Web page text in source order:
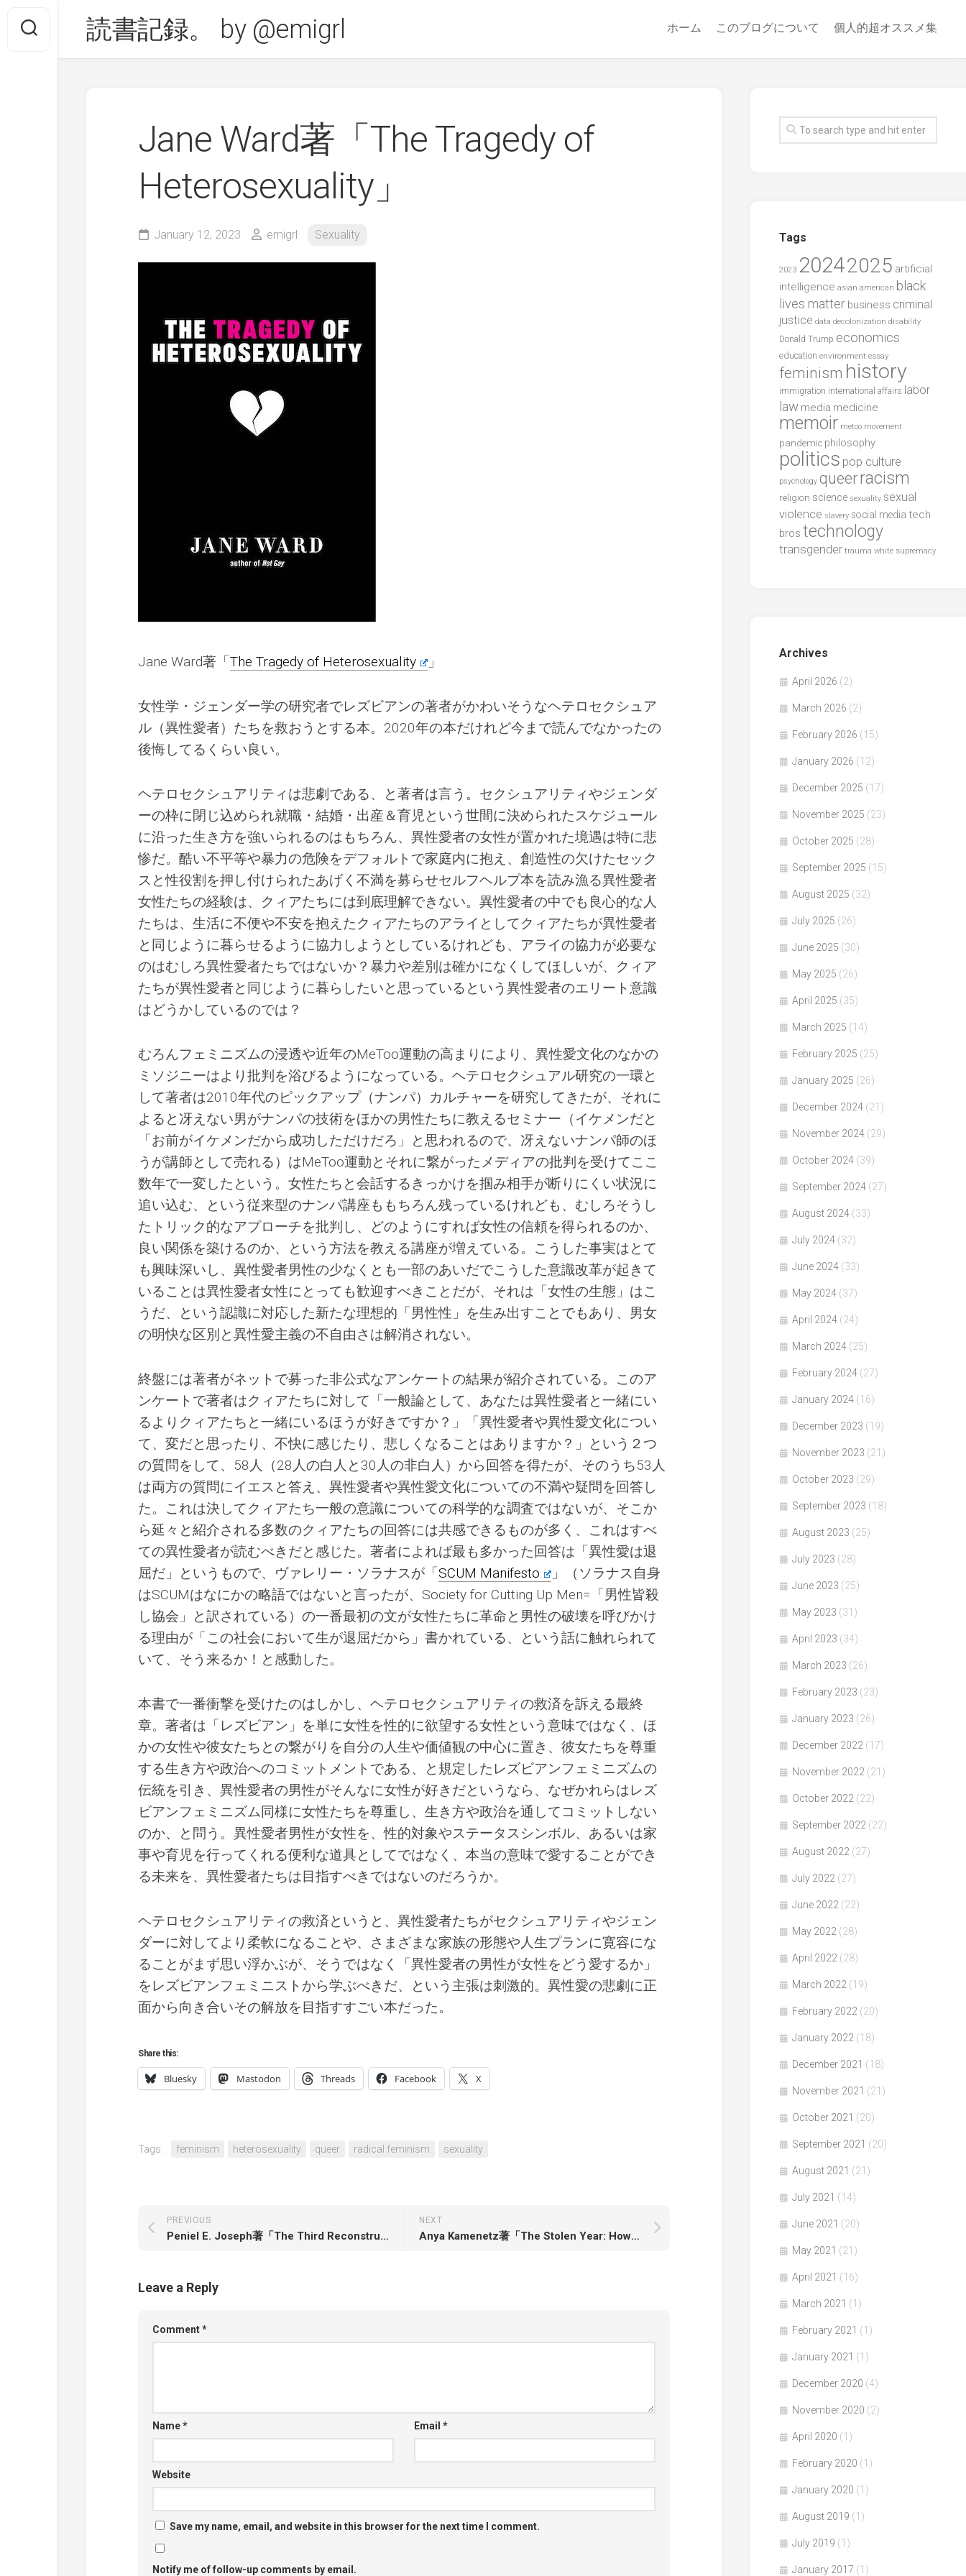
content
読書記録。 by @emigrl ホーム このブログについて 個人的超オススメ集
Jane Ward著「The Tragedy of
Heterosexuality」
January 12, 2023 emigrl Sexuality
Jane Ward著「The Tragedy of Heterosexuality 」
女性学・ジェンダー学の研究者でレズビアンの著者がかわいそうなヘテロセクシュア
ル（異性愛者）たちを救おうとする本。2020年の本だけれど今まで読んでなかったの
後悔してるくらい良い。
ヘテロセクシュアリティは悲劇である、と著者は言う。セクシュアリティやジェンダ
ーの枠に閉じ込められ就職・結婚・出産＆育児という世間に決められたスケジュール
に沿った生き方を強いられるのはもちろん、異性愛者の女性が置かれた境遇は特に悲
惨だ。酷い不平等や暴力の危険をデフォルトで家庭内に抱え、創造性の欠けたセック
スと性役割を押し付けられたあげく不満を募らせセルフヘルプ本を読み漁る異性愛者
女性たちの経験は、クィアたちには到底理解できない。異性愛者の中でも良心的な人
たちは、生活に不便や不安を抱えたクィアたちのアライとしてクィアたちが異性愛者
と同じように暮らせるように協力しようとしているけれども、アライの協力が必要な
のはむしろ異性愛者たちではないか？暴力や差別は確かになくしてほしいが、クィア
たちが異性愛者と同じように暮らしたいと思っているという異性愛者のエリート意識
はどうかしているのでは？
むろんフェミニズムの浸透や近年のMeToo運動の高まりにより、異性愛文化のなかの
ミソジニーはより批判を浴びるようになっている。ヘテロセクシュアル研究の一環と
して著者は2010年代のピックアップ（ナンパ）カルチャーを研究してきたが、それに
よると冴えない男がナンパの技術をほかの男性たちに教えるセミナー（イケメンだと
「お前がイケメンだから成功しただけだろ」と思われるので、冴えないナンパ師のほ
うが講師として売れる）はMeToo運動とそれに繋がったメディアの批判を受けてここ
数年で一変したという。女性たちと会話するきっかけを掴み相手が断りにくい状況に
追い込む、という従来型のナンパ講座ももちろん残っているけれども、むしろそうし
たトリック的なアプローチを批判し、どのようにすれば女性の信頼を得られるのか、
良い関係を築けるのか、という方法を教える講座が増えている。こうした事実はとて
も興味深いし、異性愛者男性の少なくとも一部のあいだでこうした意識改革が起きて
いることは異性愛者女性にとっても歓迎すべきことだが、それは「女性の生態」はこ
うだ、という認識に対応した新たな理想的「男性性」を生み出すことでもあり、男女
の明快な区別と異性愛主義の不自由さは解消されない。
終盤には著者がネットで募った非公式なアンケートの結果が紹介されている。このア
ンケートで著者はクィアたちに対して「一般論として、あなたは異性愛者と一緒にい
るよりクィアたちと一緒にいるほうが好きですか？」「異性愛者や異性愛文化につい
て、変だと思ったり、不快に感じたり、悲しくなることはありますか？」という２つ
の質問をして、58人（28人の白人と30人の非白人）から回答を得たが、そのうち53人
は両方の質問にイエスと答え、異性愛者や異性愛文化についての不満や疑問を回答し
た。これは決してクィアたち一般の意識についての科学的な調査ではないが、そこか
ら延々と紹介される多数のクィアたちの回答には共感できるものが多く、これはすべ
ての異性愛者が読むべきだと感じた。著者によれば最も多かった回答は「異性愛は退
屈だ」というもので、ヴァレリー・ソラナスが「SCUM Manifesto
」（ソラナス自身
はSCUMはなにかの略語ではないと言ったが、Society for Cutting Up Men=「男性皆殺
し協会」と訳されている）の一番最初の文が女性たちに革命と男性の破壊を呼びかけ
る理由が「この社会において生が退屈だから」書かれている、という話に触れられて
いて、そう来るか！と感動した。
本書で一番衝撃を受けたのはしかし、ヘテロセクシュアリティの救済を訴える最終
章。著者は「レズビアン」を単に女性を性的に欲望する女性という意味ではなく、ほ
かの女性や彼女たちとの繋がりを自分の人生や価値観の中心に置き、彼女たちを尊重
する生き方や政治へのコミットメントである、と規定したレズビアンフェミニズムの
伝統を引き、異性愛者の男性がそんなに女性が好きだというなら、なぜかれらはレズ
ビアンフェミニズム同様に女性たちを尊重し、生き方や政治を通してコミットしない
のか、と問う。異性愛者男性が女性を、性的対象やステータスシンボル、あるいは家
事や育児を行ってくれる便利な道具としてではなく、本当の意味で愛することができ
る未来を、異性愛者たちは目指すべきではないのだろうか。
ヘテロセクシュアリティの救済というと、異性愛者たちがセクシュアリティやジェン
ダーに対してより柔軟になることや、さまざまな家族の形態や人生プランに寛容にな
ることがまず思い浮かぶが、そうではなく「異性愛者の男性が女性をどう愛するか」
をレズビアンフェミニストから学ぶべきだ、という主張は刺激的。異性愛の悲劇に正
面から向き合いその解放を目指すすごい本だった。
Share this:
Bluesky Mastodon Threads Facebook X
Tags: feminism heterosexuality queer radical feminism sexuality
NEXT
Anya Kamenetz著「The Stolen Year: How COVID Changed Children’s Lives, and Where We Go Now」
PREVIOUS
Peniel E. Joseph著「The Third Reconstruction: America’s Struggle for Racial Justice in the Twenty-First Century」
Leave a Reply
Comment*
Name* Email *
Website
Save my name, email, and website in this browser for the next time I comment.
Notify me of follow-up comments by email.
Tags
2023 20242025 artificial
intelligence asian american black
lives matter business criminal
justice data decolonization disability
Donald Trump economics
education environment essay
feminism history
immigration international affairs labor
law media medicine
memoir metoo movement
pandemic philosophy
politics pop culture
psychology queerracism
religion science sexuality sexual
violence slavery social media tech
bros technology
transgender trauma white supremacy
Archives
April 2026 (2)
March 2026 (2)
February 2026 (15)
January 2026 (12)
December 2025 (17)
November 2025 (23)
October 2025 (28)
September 2025 (15)
August 2025 (32)
July 2025 (26)
June 2025 (30)
May 2025 (26)
April 2025 (35)
March 2025 (14)
February 2025 (25)
January 2025 (26)
December 2024 (21)
November 2024 (29)
October 2024 (39)
September 2024 (27)
August 2024 (33)
July 2024 (32)
June 2024 (33)
May 2024 (37)
April 2024 (24)
March 2024 (25)
February 2024 (27)
January 2024 (16)
December 2023 (19)
November 2023 (21)
October 2023 (29)
September 2023 (18)
August 2023 (25)
July 2023 (28)
June 2023 (25)
May 2023 (31)
April 2023 (34)
March 2023 (26)
February 2023 (23)
January 2023 (26)
December 2022 (17)
November 2022 (21)
October 2022 (22)
September 2022 (22)
August 2022 (27)
July 2022 (27)
June 2022 (22)
May 2022 (28)
April 2022 (28)
March 2022 (19)
February 2022 (20)
January 2022 (18)
December 2021 (18)
November 2021 (21)
October 2021 (20)
September 2021 (20)
August 2021 (21)
July 2021 (14)
June 2021 (20)
May 2021 (21)
April 2021 (16)
March 2021 (1)
February 2021 (1)
January 2021 (1)
December 2020 (4)
November 2020 (2)
April 2020 (1)
February 2020 (1)
January 2020 (1)
August 2019 (1)
July 2019 (1)
January 2017 (1)